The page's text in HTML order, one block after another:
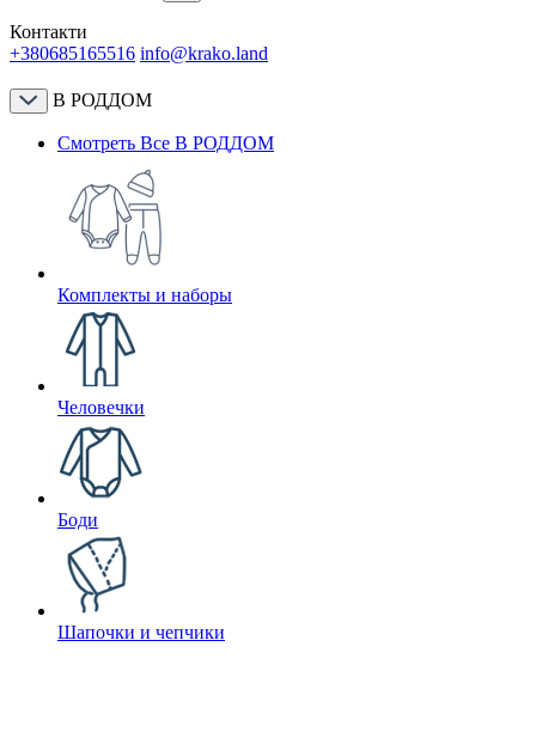
Контакти
+380685165516 info@krako.land
В РОДДОМ
Смотреть Все В РОДДОМ
Комплекты и наборы
Человечки
Боди
Шапочки и чепчики